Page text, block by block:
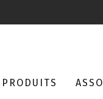
PRODUITS